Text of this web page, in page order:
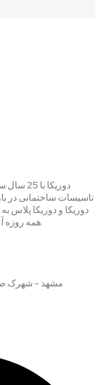
دوریکا
دوریکا و دوریکا پلاس
همه روزه آماده خدمت رسانی به هموطنان عزیز است.
مشهد - شهرک